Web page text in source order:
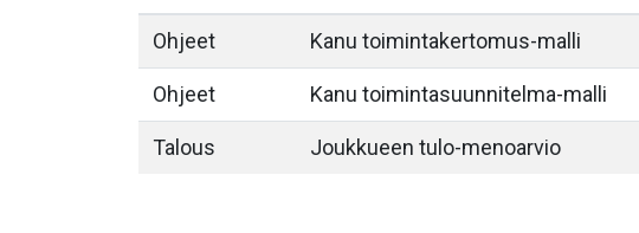
Ohjeet Kanu toimintakertomus-malli
Ohjeet Kanu toimintasuunnitelma-malli
Talous Joukkueen tulo-menoarvio